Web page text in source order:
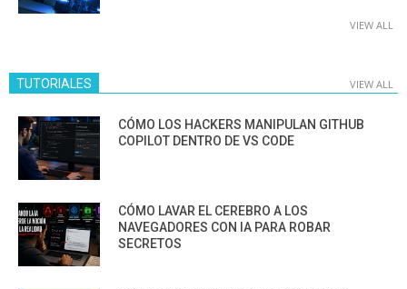
VIEW ALL
TUTORIALES VIEW ALL
CÓMO LOS HACKERS MANIPULAN GITHUB
COPILOT DENTRO DE VS CODE
CÓMO LAVAR EL CEREBRO A LOS
NAVEGADORES CON IA PARA ROBAR
SECRETOS